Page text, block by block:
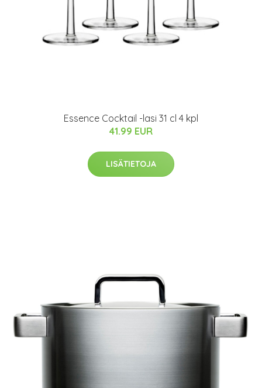
Essence Cocktail -lasi 31 cl 4 kpl
41.99 EUR
LISÄTIETOJA